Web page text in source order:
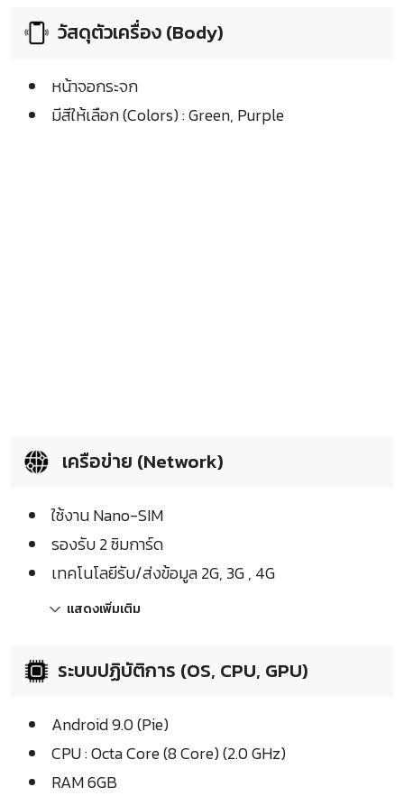
วัสดุตัวเครื่อง (Body)
หน้าจอกระจก
มีสีให้เลือก (Colors) : Green, Purple
เครือข่าย (Network)
ใช้งาน Nano-SIM
รองรับ 2 ซิมการ์ด
เทคโนโลยีรับ/ส่งข้อมูล 2G, 3G , 4G
แสดงเพิ่มเติม
ระบบปฏิบัติการ (OS, CPU, GPU)
Android 9.0 (Pie)
CPU : Octa Core (8 Core) (2.0 GHz)
RAM 6GB